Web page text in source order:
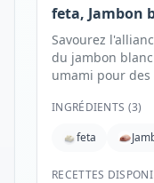
feta, Jambon
Savourez
du jambon
umami pour
INGRÉDIENTS (3)
feta
RECETTES